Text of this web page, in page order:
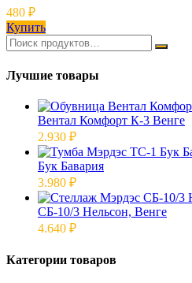
480 ₽
Купить
Лучшие товары
Вентал Комфорт К-3 Венге
2.930 ₽
Бук Бавария
3.980 ₽
СБ-10/3 Нельсон, Венге
4.640 ₽
Категории товаров